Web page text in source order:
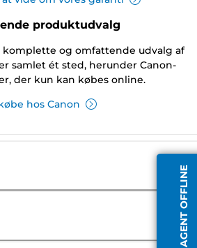
AGENT OFFLINE
produktudvalg
komplette og omfattende udvalg af
samlet ét sted, herunder Canon-
der kun kan købes online.
hos Canon